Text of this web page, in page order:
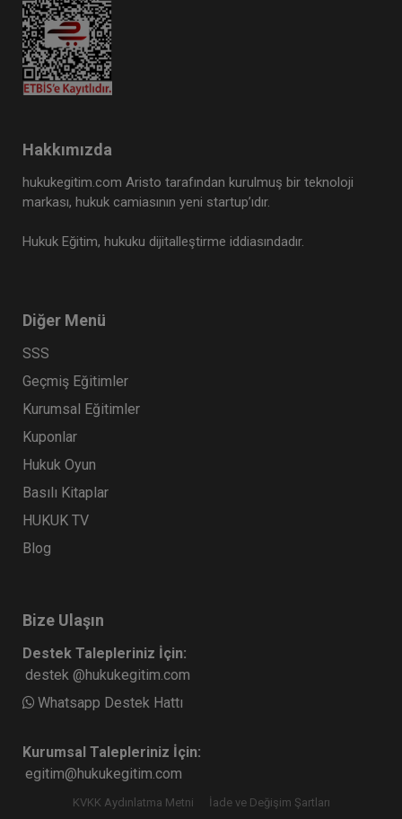
Hakkımızda
hukukegitim.com Aristo tarafından kurulmuş bir teknoloji
markası, hukuk camiasının yeni startup’ıdır.
Hukuk Eğitim, hukuku dijitalleştirme iddiasındadır.
Diğer Menü
SSS
Geçmiş Eğitimler
Kurumsal Eğitimler
Kuponlar
Hukuk Oyun
Basılı Kitaplar
HUKUK TV
Blog
Bize Ulaşın
Destek Talepleriniz İçin:
destek @hukukegitim.com
Whatsapp Destek Hattı
Kurumsal Talepleriniz İçin:
egitim@hukukegitim.com
KVKK Aydınlatma Metni İade ve Değişim Şartları